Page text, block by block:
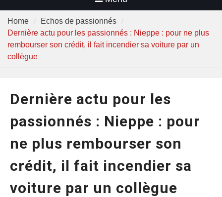
Home
Echos de passionnés
Dernière actu pour les passionnés : Nieppe : pour ne plus
rembourser son crédit, il fait incendier sa voiture par un
collègue
Dernière actu pour les
passionnés : Nieppe : pour
ne plus rembourser son
crédit, il fait incendier sa
voiture par un collègue